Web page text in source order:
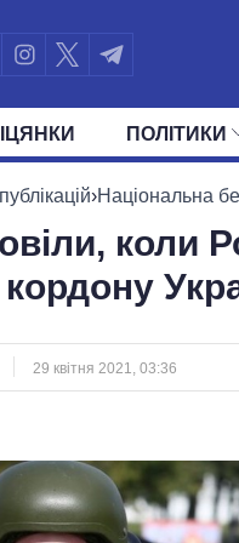
ПОЛIТИКИ
УСІ ПОЛІТИКИ ПРЕЗИДЕНТ І
›Національна
коли
29 квітня 2021, 03:36